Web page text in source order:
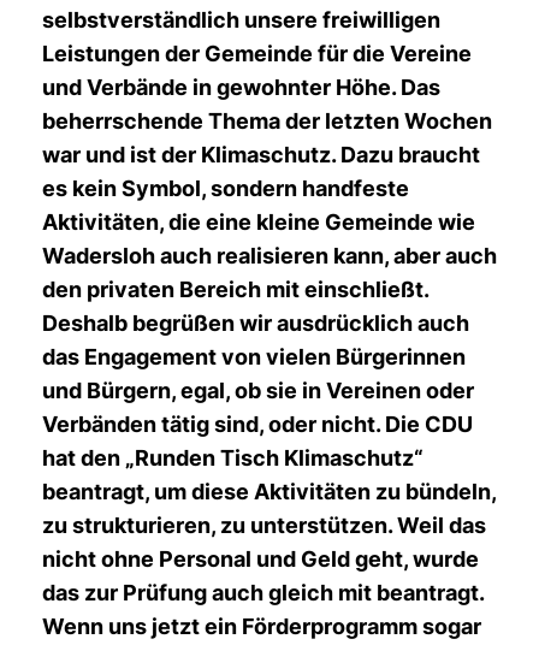
selbstverständlich unsere freiwilligen
Leistungen der Gemeinde für die Vereine
und Verbände in gewohnter Höhe. Das
beherrschende Thema der letzten Wochen
war und ist der Klimaschutz. Dazu braucht
es kein Symbol, sondern handfeste
Aktivitäten, die eine kleine Gemeinde wie
Wadersloh auch realisieren kann, aber auch
den privaten Bereich mit einschließt.
Deshalb begrüßen wir ausdrücklich auch
das Engagement von vielen Bürgerinnen
und Bürgern, egal, ob sie in Vereinen oder
Verbänden tätig sind, oder nicht. Die CDU
hat den Runden Tisch Klimaschutz“
beantragt, um diese Aktivitäten zu bündeln,
zu strukturieren, zu unterstützen. Weil das
nicht ohne Personal und Geld geht, wurde
das zur Prüfung auch gleich mit beantragt.
Wenn uns jetzt ein Förderprogramm sogar